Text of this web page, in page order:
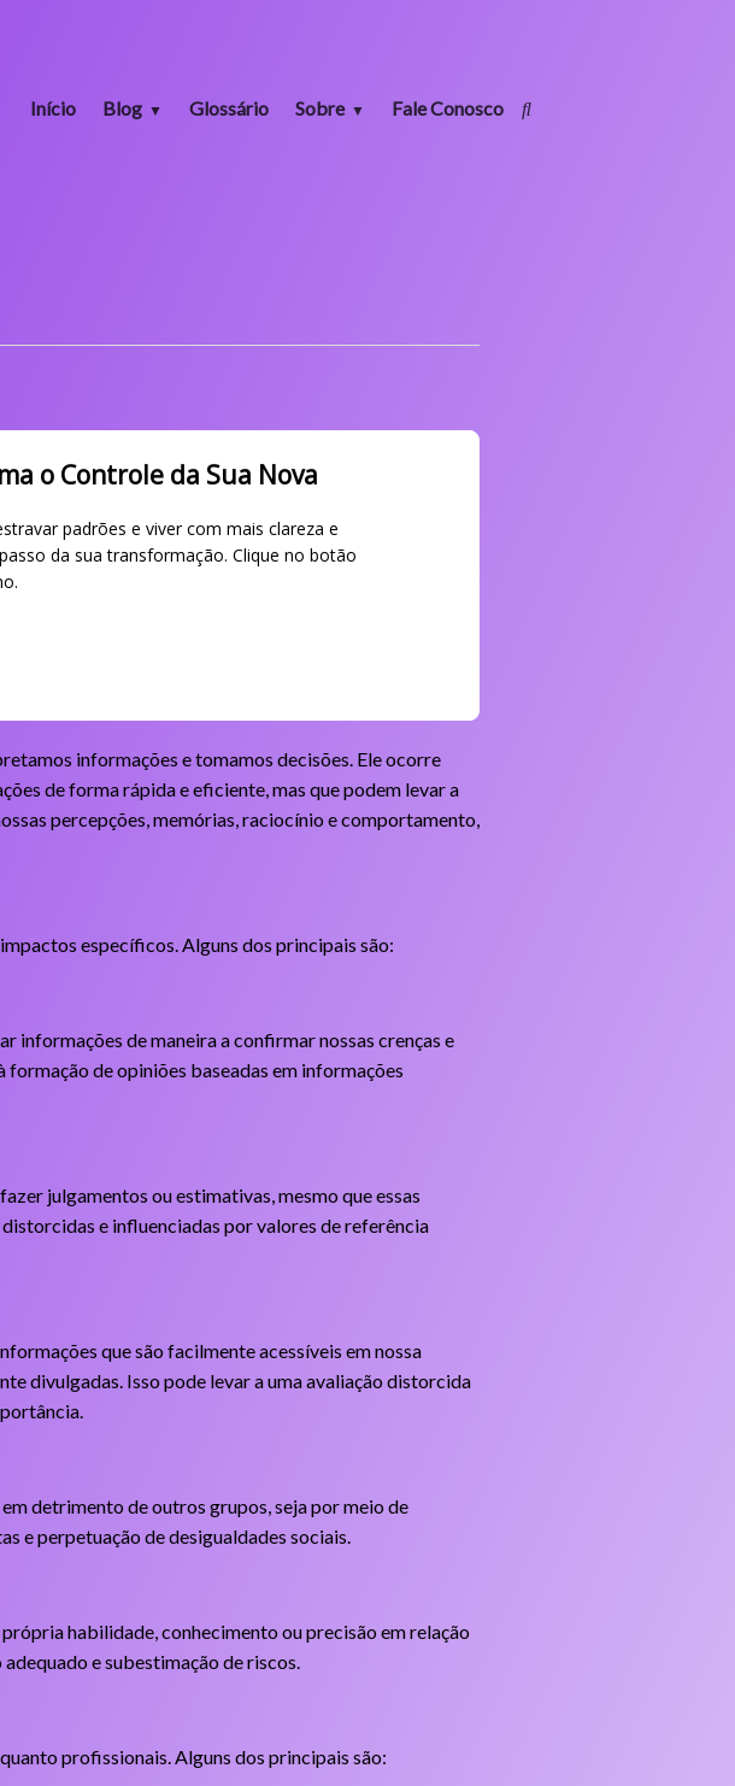
Início Blog Glossário Sobre Fale Conosco
o Controle da Sua Nova
padrões e viver com mais clareza e
da sua transformação. Clique no botão
informações e tomamos decisões. Ele ocorre
de forma rápida e eficiente, mas que podem levar a
percepções, memórias, raciocínio e comportamento,
específicos. Alguns dos principais são:
informações de maneira a confirmar nossas crenças e
de opiniões baseadas em informações
julgamentos ou estimativas, mesmo que essas
e influenciadas por valores de referência
que são facilmente acessíveis em nossa
divulgadas. Isso pode levar a uma avaliação distorcida
detrimento de outros grupos, seja por meio de
e perpetuação de desigualdades sociais.
habilidade, conhecimento ou precisão em relação
e subestimação de riscos.
profissionais. Alguns dos principais são: